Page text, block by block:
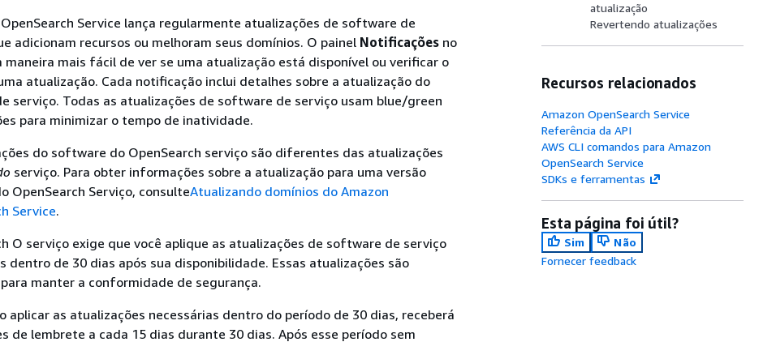
Service lança regularmente atualizações de software de
adicionam recursos ou melhoram seus domínios. O painel Notificações no
maneira mais fácil de ver se uma atualização está disponível ou verificar o
atualização. Cada notificação inclui detalhes sobre a atualização do
serviço. Todas as atualizações de software de serviço usam blue/green
para minimizar o tempo de inatividade.
do software do OpenSearch serviço são diferentes das atualizações
serviço. Para obter informações sobre a atualização para uma versão
OpenSearch Serviço, consulteAtualizando domínios do Amazon
Service.
O serviço exige que você aplique as atualizações de software de serviço
dentro de 30 dias após sua disponibilidade. Essas atualizações são
manter a conformidade de segurança.
aplicar as atualizações necessárias dentro do período de 30 dias, receberá
de lembrete a cada 15 dias durante 30 dias. Após esse período sem
atualização
Revertendo atualizações
Recursos relacionados
Amazon OpenSearch Service
Referência da API
AWS CLI comandos para Amazon
OpenSearch Service
SDKs e ferramentas
Esta página foi útil?
Sim
Não
Fornecer feedback